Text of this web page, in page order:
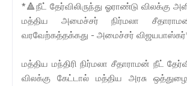
*🔺நீட் தேர்விலிருந்து ஓராண்டு விலக்கு
மத்திய அமைச்சர் நிர்மலா
வரவேற்கத்தக்கது - அமைச்சர்
மத்திய மந்திரி நிர்மலா சீதாராமன் நீட்
விலக்கு கேட்டால் மத்திய அரசு